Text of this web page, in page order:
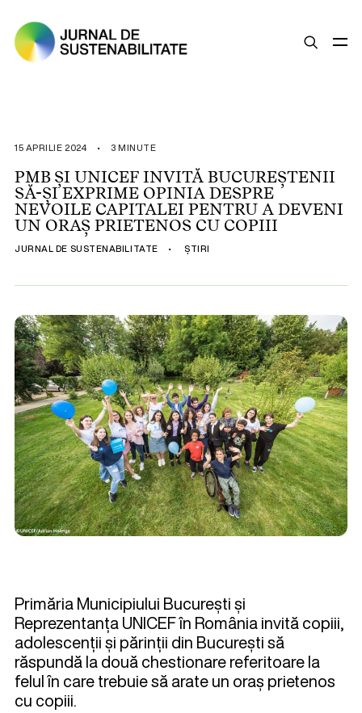
ȘTIRI
OPINII
ESG
LEGISLAȚIE
BUNE PRACTICI
15 APRILIE 2024 • 3 MINUTE
PMB ȘI UNICEF INVITĂ BUCUREȘTENII
SĂ-ȘI EXPRIME OPINIA DESPRE
NEVOILE CAPITALEI PENTRU A DEVENI
UN ORAȘ PRIETENOS CU COPIII
JURNAL DE SUSTENABILITATE • ȘTIRI
Primăria Municipiului București și
Reprezentanța UNICEF în România invită copiii,
adolescenții și părinții din București să
răspundă la două chestionare referitoare la
felul în care trebuie să arate un oraș prietenos
cu copiii.